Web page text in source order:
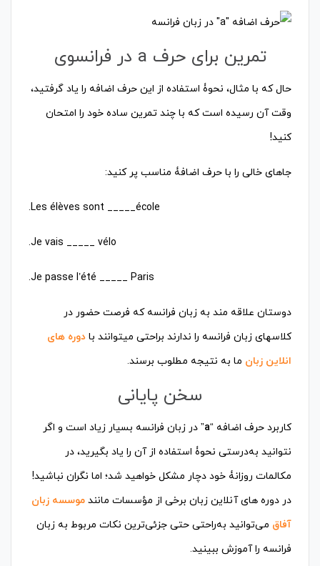
تمرین برای حرف a در فرانسوی
حال که با مثال،‌ نحوۀ استفاده از این حرف اضافه را یاد گرفتید،
وقت آن رسیده است که با چند تمرین ساده خود را امتحان
کنید!
جاهای خالی را با حرف اضافۀ مناسب پر کنید:
دوستان علاقه مند به زبان فرانسه که فرصت حضور در
کلاسهای زبان فرانسه را ندارند براحتی میتوانند با دوره های
انلاین زبان ما به نتیجه مطلوب برسند.
سخن پایانی
کاربرد حرف اضافه “a” در زبان فرانسه بسیار زیاد است و اگر
نتوانید به‌درستی نحوۀ استفاده از آن را یاد بگیرید، در
مکالمات روزانۀ خود دچار مشکل خواهید شد؛ اما نگران نباشید!
در دوره های آنلاین زبان برخی از مؤسسات مانند موسسه زبان
آفاق می‌توانید به‌راحتی حتی جزئی‌ترین نکات مربوط به زبان
فرانسه را آموزش ببینید.